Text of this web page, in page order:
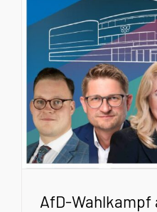
AfD-Wahlkampf